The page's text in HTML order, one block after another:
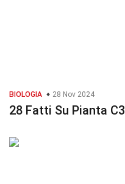
BIOLOGIA 28 Nov 2024
28 Fatti Su Pianta C3